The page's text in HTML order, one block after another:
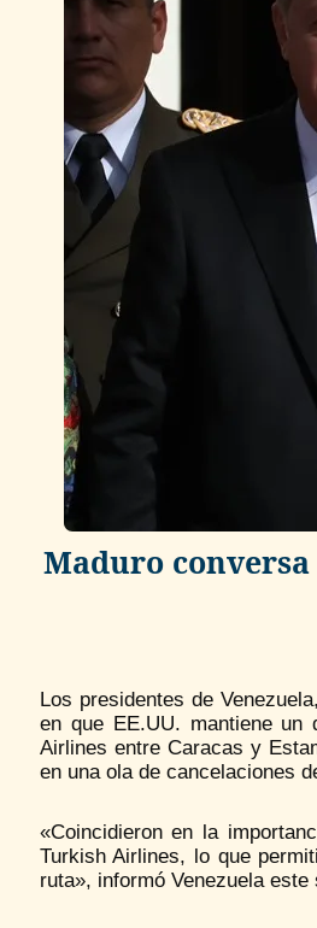
Maduro
Los presidentes de
en que EE.UU. mantiene
Airlines entre Caracas y
en una ola de cancelaciones
«Coincidieron en la
Turkish Airlines, lo que
ruta», informó Venezuela